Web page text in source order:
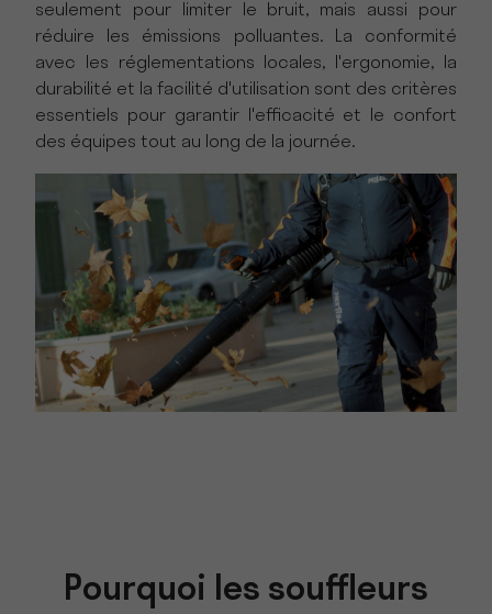
seulement pour limiter le bruit, mais aussi pour
réduire les émissions polluantes. La conformité
avec les réglementations locales, l'ergonomie, la
durabilité et la facilité d'utilisation sont des critères
essentiels pour garantir l'efficacité et le confort
des équipes tout au long de la journée.
Pourquoi les souffleurs